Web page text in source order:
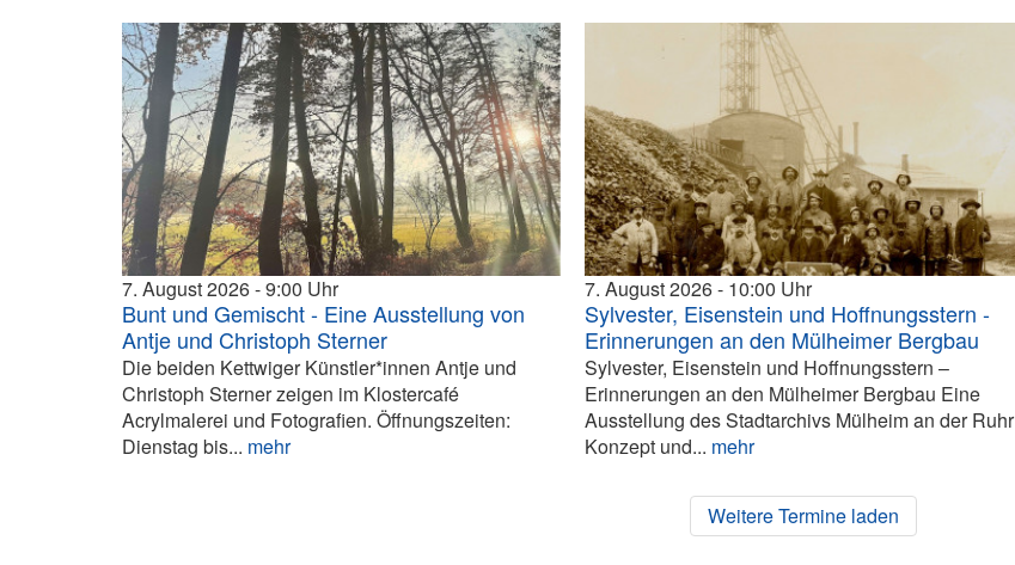
7. August 2026 9:00
Bunt und Gemischt - Eine Ausstellung von
Antje und Christoph Sterner
Die beiden Kettwiger Künstler*innen Antje und
Christoph Sterner zeigen im Klostercafé
Acrylmalerei und Fotografien. Öffnungszeiten:
Dienstag bis... mehr
7. August 2026 10:00
Sylvester, Eisenstein und Hoffnungsstern -
Erinnerungen an den Mülheimer Bergbau
Sylvester, Eisenstein und Hoffnungsstern –
Erinnerungen an den Mülheimer Bergbau Eine
Ausstellung des Stadtarchivs Mülheim an der Ruhr
Konzept und... mehr
Weitere Termine laden